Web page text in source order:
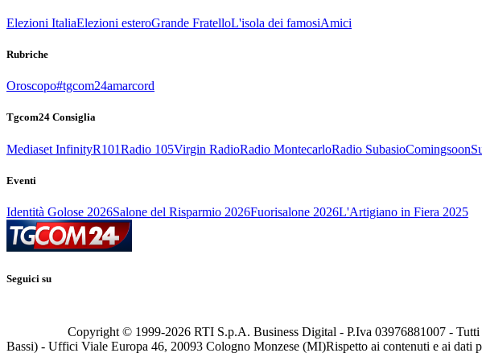
Elezioni ItaliaElezioni esteroGrande FratelloL'isola dei famosiAmici
Rubriche
Oroscopo#tgcom24amarcord
Tgcom24 Consiglia
Mediaset InfinityR101Radio 105Virgin RadioRadio MontecarloRadio SubasioComingsoon
Eventi
Identità Golose 2026Salone del Risparmio 2026Fuorisalone 2026L'Artigiano in Fiera 2025
Seguici su
Copyright © 1999-2026 RTI S.p.A. Business Digital - P.Iva 03976881007 -
Bassi) - Uffici Viale Europa 46, 20093 Cologno Monzese (MI)Rispetto ai contenuti e ai dati